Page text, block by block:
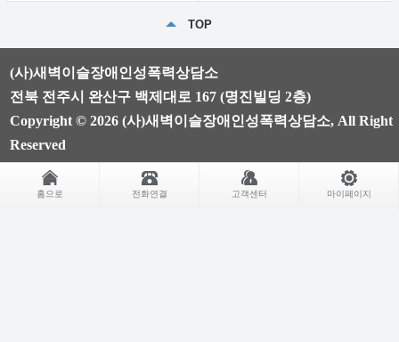
TOP
(사)새벽이슬장애인성폭력상담소
전북 전주시 완산구 백제대로 167 (명진빌딩 2층)
Copyright © 2026 (사)새벽이슬장애인성폭력상담소, All Right
Reserved
홈으로 전화연결 고객센터 마이페이지